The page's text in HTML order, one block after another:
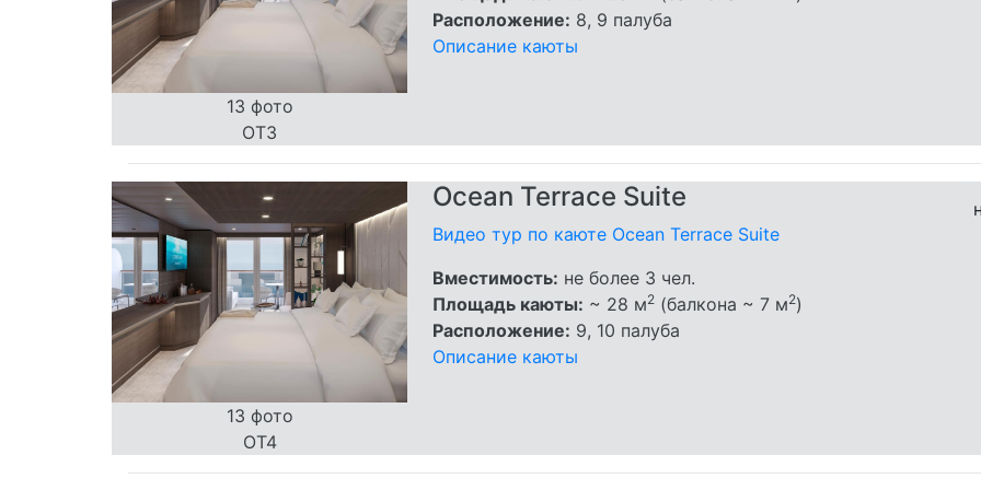
13 фото
OT3
Расположение: 8, 9 палуба
Описание каюты
13 фото
OT4
Ocean Terrace Suite
Видео тур по каюте Ocean Terrace Suite
Вместимость: не более 3 чел.
Площадь каюты: ~ 28 м2 (балкона ~ 7 м2)
Расположение: 9, 10 палуба
Описание каюты